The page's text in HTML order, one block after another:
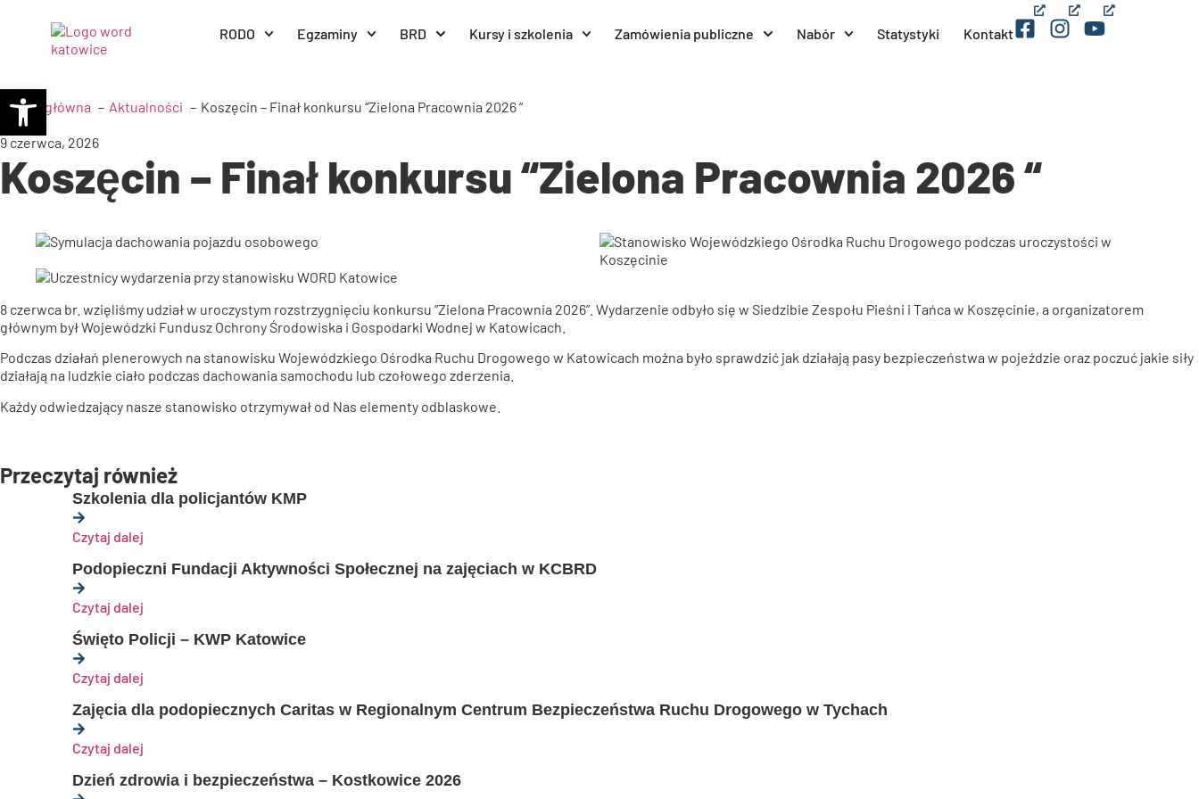
Otwórz pasek narzędzi
RODO Egzaminy BRD Kursy i szkolenia Zamówienia publiczne Nabór Statystyki Kontakt
(opens
(opens(opens
Strona główna Aktualności Koszęcin – Finał konkursu “Zielona Pracownia 2026 “
9 czerwca, 2026
Koszęcin – Finał konkursu “Zielona Pracownia 2026 “
8 czerwca br. wzięliśmy udział w uroczystym rozstrzygnięciu konkursu “Zielona Pracownia 2026”. Wydarzenie odbyło się w Siedzibie Zespołu Pieśni i Tańca w Koszęcinie, a organizatorem
głównym był Wojewódzki Fundusz Ochrony Środowiska i Gospodarki Wodnej w Katowicach.
Podczas działań plenerowych na stanowisku Wojewódzkiego Ośrodka Ruchu Drogowego w Katowicach można było sprawdzić jak działają pasy bezpieczeństwa w pojeździe oraz poczuć jakie siły
działają na ludzkie ciało podczas dachowania samochodu lub czołowego zderzenia.
Każdy odwiedzający nasze stanowisko otrzymywał od Nas elementy odblaskowe.
Przeczytaj również
Szkolenia dla policjantów KMP
Czytaj dalej
Podopieczni Fundacji Aktywności Społecznej na zajęciach w KCBRD
Czytaj dalej
Święto Policji – KWP Katowice
Czytaj dalej
Zajęcia dla podopiecznych Caritas w Regionalnym Centrum Bezpieczeństwa Ruchu Drogowego w Tychach
Czytaj dalej
Dzień zdrowia i bezpieczeństwa – Kostkowice 2026